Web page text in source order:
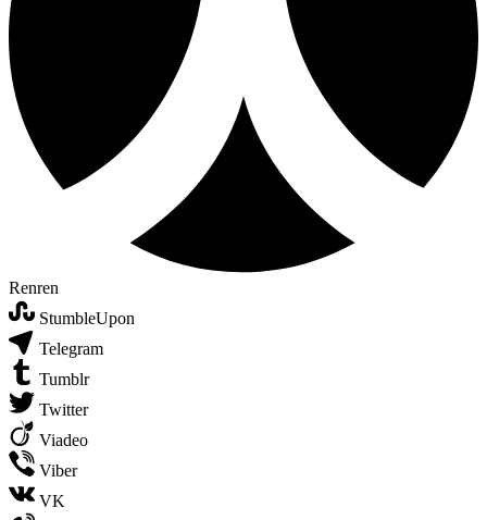
Renren
StumbleUpon
Telegram
Tumblr
Twitter
Viadeo
Viber
VK